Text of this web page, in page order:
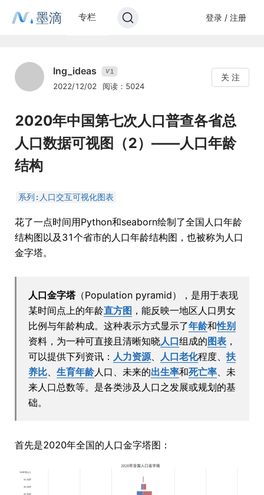
墨滴 专栏 登录 / 注册
Ing_ideas V1
2022/12/02 阅读：5024
关 注
2020年中国第七次人口普查各省总
人口数据可视图（2）——人口年龄
结构
系列:人口交互可视化图表
花了一点时间用Python和seaborn绘制了全国人口年龄
结构图以及31个省市的人口年龄结构图，也被称为人口
金字塔。
人口金字塔（Population pyramid），是用于表现
某时间点上的年龄直方图 ，能反映一地区人口男女
比例与年龄构成。这种表示方式显示了年龄和性别
资料，为一种可直接且清晰知晓人口组成的 图表 ，
可以提供下列资讯： 人力资源、 人口老化程度、 扶
养比、 生育年龄人口、未来的出生率和死亡率、未
来人口总数等。是各类涉及人口之发展或规划的基
础。
首先是2020年全国的人口金字塔图：